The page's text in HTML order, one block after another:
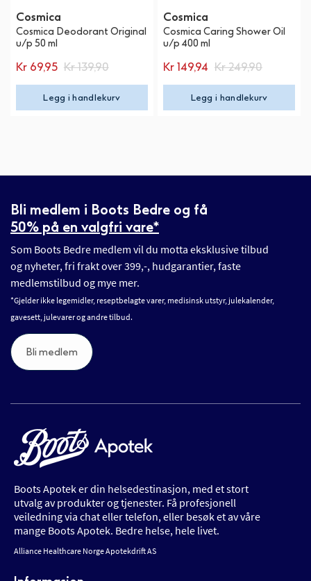
Cosmica
Cosmica Deodorant Original
u/p 50 ml
Kr 69,95 Kr 139,90
Legg i handlekurv
Cosmica
Cosmica Caring Shower Oil
u/p 400 ml
Kr 149,94 Kr 249,90
Legg i handlekurv
Bli medlem i Boots Bedre og få
50% på en valgfri vare*
Som Boots Bedre medlem vil du motta eksklusive tilbud
og nyheter, fri frakt over 399,-, hudgarantier, faste
medlemstilbud og mye mer.
*Gjelder ikke legemidler, reseptbelagte varer, medisinsk utstyr, julekalender,
gavesett, julevarer og andre tilbud.
Bli medlem
Boots Apotek er din helsedestinasjon, med et stort
utvalg av produkter og tjenester. Få profesjonell
veiledning via chat eller telefon, eller besøk et av våre
mange Boots Apotek. Bedre helse, hele livet.
Alliance Healthcare Norge Apotekdrift AS